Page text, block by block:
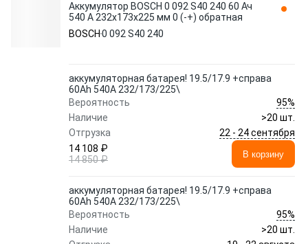
Аккумулятор BOSCH 0 092 S40 240 60 Ач
540 А 232x173x225 мм 0 (-+) обратная
BOSCH 0 092 S40 240
аккумуляторная батарея! 19.5/17.9 +справа
60Ah 540A 232/173/225\
Вероятность
95%
Наличие
>20 шт.
Отгрузка
22 - 24 сентября
14 108 ₽
14 850 ₽
В корзину
аккумуляторная батарея! 19.5/17.9 +справа
60Ah 540A 232/173/225\
Вероятность
95%
Наличие
>20 шт.